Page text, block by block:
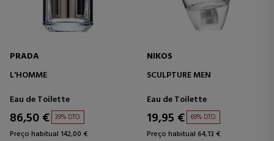
PRADA
L'HOMME
Eau de Toilette
86,50 € 39% DTO.
Preço habitual 142,00 €
NIKOS
SCULPTURE MEN
Eau de Toilette
19,95 € 69% DTO.
Preço habitual 64,13 €